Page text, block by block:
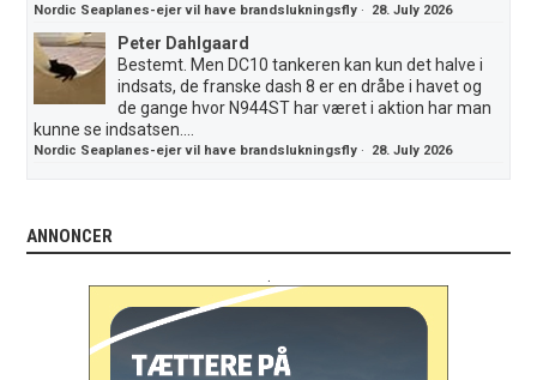
Nordic Seaplanes-ejer vil have brandslukningsfly · 28. July 2026
Peter Dahlgaard
Bestemt. Men DC10 tankeren kan kun det halve i
indsats, de franske dash 8 er en dråbe i havet og
de gange hvor N944ST har været i aktion har man
kunne se indsatsen....
Nordic Seaplanes-ejer vil have brandslukningsfly · 28. July 2026
ANNONCER